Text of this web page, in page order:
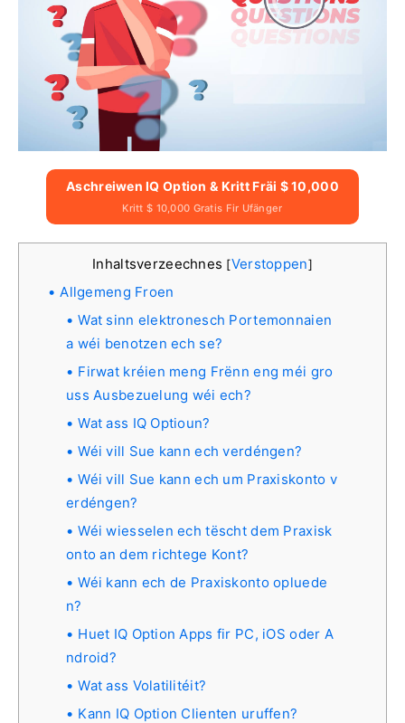
Aschreiwen IQ Option & Kritt Fräi $ 10,000
Kritt $ 10,000 Gratis Fir Ufänger
Inhaltsverzeechnes [Verstoppen]
Allgemeng Froen
Wat sinn elektronesch Portemonnaien
a wéi benotzen ech se?
Firwat kréien meng Frënn eng méi gro
uss Ausbezuelung wéi ech?
Wat ass IQ Optioun?
Wéi vill Sue kann ech verdéngen?
Wéi vill Sue kann ech um Praxiskonto v
erdéngen?
Wéi wiesselen ech tëscht dem Praxisk
onto an dem richtege Kont?
Wéi kann ech de Praxiskonto opluede
n?
Huet IQ Option Apps fir PC, iOS oder A
ndroid?
Wat ass Volatilitéit?
Kann IQ Option Clienten uruffen?